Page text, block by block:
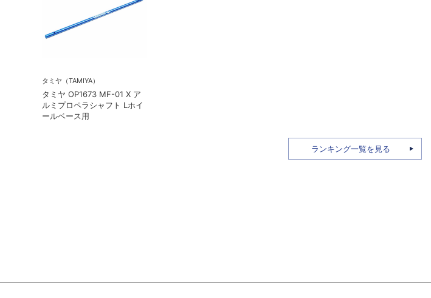
タミヤ（TAMIYA）
タミヤ OP1673 MF-01 X ア
ルミプロペラシャフト Lホイ
ールベース用
ランキング一覧を見る